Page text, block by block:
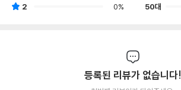
2
0%
50대
등록된 리뷰가 없습니다!